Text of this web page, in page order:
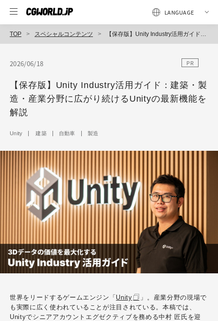
TOP スペシャルコンテンツ 【保存版】Unity Industry活用ガイド：建築・製造・産業分野に広がり続けるUnityの最新機能を解説
2026/06/18 PR
【保存版】Unity Industry活用ガイド：建築・製
造・産業分野に広がり続けるUnityの最新機能を
解説
Unity 建築 自動車 製造
世界をリードするゲームエンジン「 Unity
」。産業分野の現場で
も実際に広く使われていることが注目されている。本稿では、
Unityでシニアアカウントエグゼクティブを務める中村 匠氏を迎